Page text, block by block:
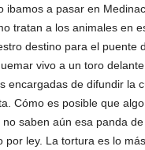
ibamos a pasar en
tratan a los animales en
destino para el puente
vivo a un toro
encargadas de difundir la
Cómo es posible que
saben aún esa panda
por ley. La tortura es lo